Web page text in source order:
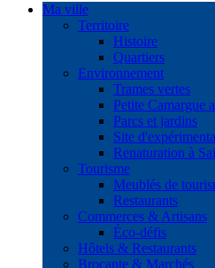
Ma ville
Territoire
Histoire
Quartiers
Environnement
Trames vertes
Petite Camargue
Parcs et jardins
Site
Renaturation à
Tourisme
Meublés de
Restaurants
Commerces & Artisans
Éco-défis
Hôtels & Restaurants
Brocante & Marchés